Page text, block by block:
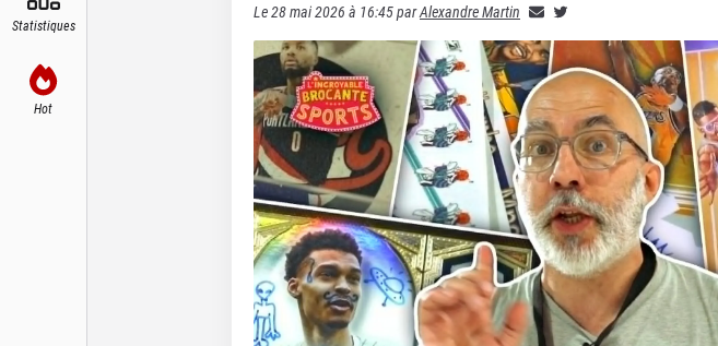
Statistiques
Hot
Le28 mai 2026 à 16:45parAlexandre Martin